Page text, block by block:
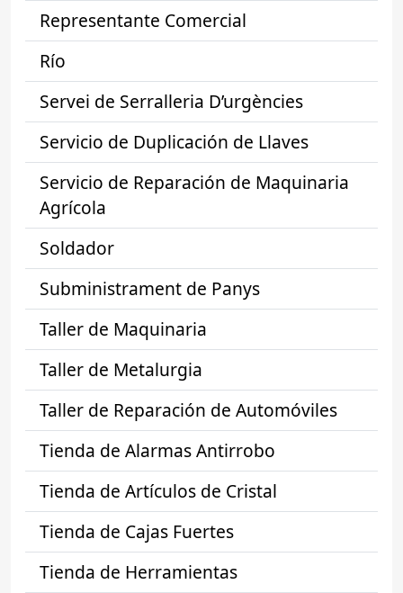
Representante Comercial
Río
Servei de Serralleria D’urgències
Servicio de Duplicación de Llaves
Servicio de Reparación de Maquinaria
Agrícola
Soldador
Subministrament de Panys
Taller de Maquinaria
Taller de Metalurgia
Taller de Reparación de Automóviles
Tienda de Alarmas Antirrobo
Tienda de Artículos de Cristal
Tienda de Cajas Fuertes
Tienda de Herramientas